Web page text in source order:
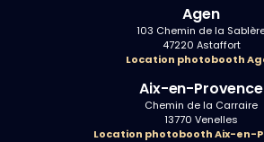
Agen
103 Chemin de la
47220 Astaffort
Location photobooth
Aix-en-Provence
Chemin de la Carraire
13770 Venelles
Location photobooth Aix-en-